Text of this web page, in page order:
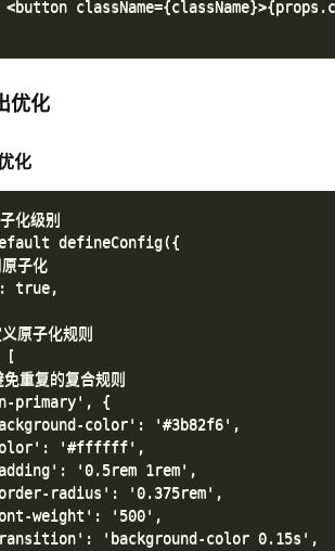
<button
优化
化
化级别
defineConfig({
子化
true,
原子化规则
[
重复的复合规则
primary', {
color': '#3b82f6',
'#ffffff',
'0.5rem 1rem',
radius': '0.375rem',
weight': '500',
'background-color 0.15s',